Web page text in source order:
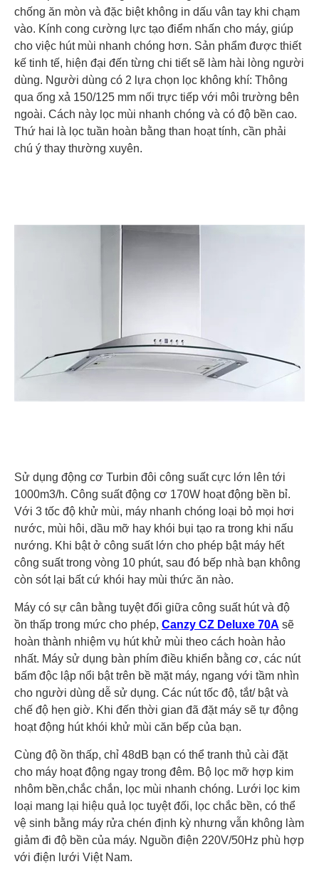
chống ăn mòn và đặc biệt không in dấu vân tay khi chạm
vào. Kính cong cường lực tạo điểm nhấn cho máy, giúp
cho việc hút mùi nhanh chóng hơn. Sản phẩm được thiết
kế tinh tế, hiện đại đến từng chi tiết sẽ làm hài lòng người
dùng. Người dùng có 2 lựa chọn lọc không khí: Thông
qua ống xả 150/125 mm nối trực tiếp với môi trường bên
ngoài. Cách này lọc mùi nhanh chóng và có độ bền cao.
Thứ hai là lọc tuần hoàn bằng than hoạt tính, cần phải
chú ý thay thường xuyên.
Sử dụng động cơ Turbin đôi công suất cực lớn lên tới
1000m3/h. Công suất động cơ 170W hoạt động bền bỉ.
Với 3 tốc độ khử mùi, máy nhanh chóng loại bỏ mọi hơi
nước, mùi hôi, dầu mỡ hay khói bụi tạo ra trong khi nấu
nướng. Khi bật ở công suất lớn cho phép bật máy hết
công suất trong vòng 10 phút, sau đó bếp nhà bạn không
còn sót lại bất cứ khói hay mùi thức ăn nào.
Máy có sự cân bằng tuyệt đối giữa công suất hút và độ
ồn thấp trong mức cho phép, Canzy CZ Deluxe 70A sẽ
hoàn thành nhiệm vụ hút khử mùi theo cách hoàn hảo
nhất. Máy sử dụng bàn phím điều khiển bằng cơ, các nút
bấm độc lập nổi bật trên bề mặt máy, ngang với tầm nhìn
cho người dùng dễ sử dụng. Các nút tốc độ, tắt/ bật và
chế độ hẹn giờ. Khi đến thời gian đã đặt máy sẽ tự động
hoạt động hút khói khử mùi căn bếp của bạn.
Cùng độ ồn thấp, chỉ 48dB bạn có thể tranh thủ cài đặt
cho máy hoạt động ngay trong đêm. Bộ lọc mỡ hợp kim
nhôm bền,chắc chắn, lọc mùi nhanh chóng. Lưới lọc kim
loại mang lại hiệu quả lọc tuyệt đối, lọc chắc bền, có thể
vệ sinh bằng máy rửa chén định kỳ nhưng vẫn không làm
giảm đi độ bền của máy. Nguồn điện 220V/50Hz phù hợp
với điện lưới Việt Nam.